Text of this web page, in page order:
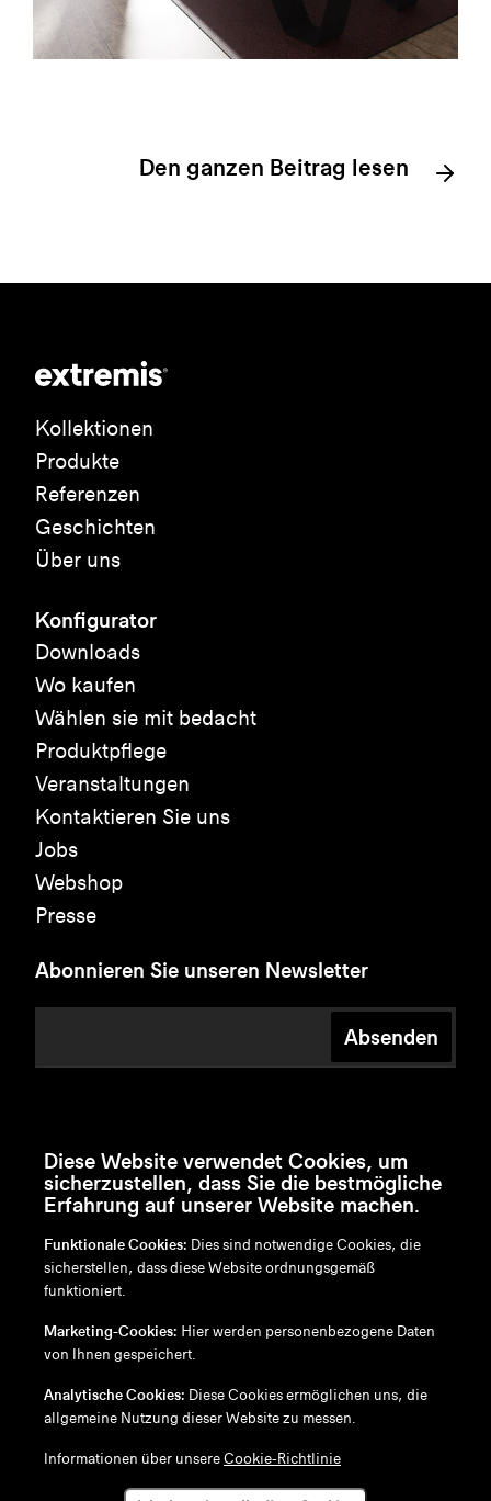
Den ganzen Beitrag lesen
Kollektionen
Produkte
Referenzen
Geschichten
Über uns
Konfigurator
Downloads
Wo kaufen
Wählen sie mit bedacht
Produktpflege
Veranstaltungen
Kontaktieren Sie uns
Jobs
Webshop
Presse
Abonnieren Sie unseren Newsletter
Absenden
en/nl/fr/de
Disclaimer
Cookie-Richtlinie
Diese Website verwendet Cookies, um
sicherzustellen, dass Sie die bestmögliche
Erfahrung auf unserer Website machen.
Funktionale Cookies: Dies sind notwendige Cookies, die
sicherstellen, dass diese Website ordnungsgemäß
funktioniert.
Marketing-Cookies: Hier werden personenbezogene Daten
von Ihnen gespeichert.
Analytische Cookies: Diese Cookies ermöglichen uns, die
allgemeine Nutzung dieser Website zu messen.
Informationen über unsereCookie-Richtlinie